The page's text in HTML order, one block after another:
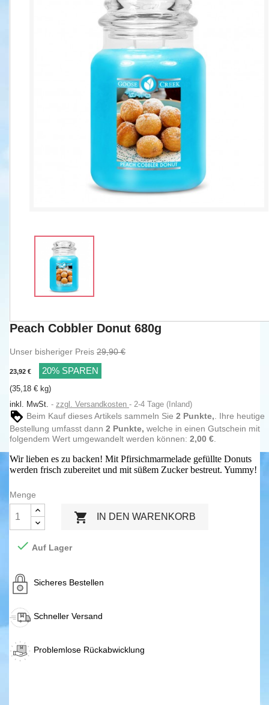
Peach Cobbler Donut 680g
Unser bisheriger Preis 29,90 €
23,92 € 20% SPAREN
(35,18 € kg)
inkl. MwSt.
zzgl. Versandkosten 2-4 Tage (Inland)
Beim Kauf dieses Artikels sammeln Sie 2 Punkte, . Ihre heutige
Bestellung umfasst dann 2 Punkte, welche in einen Gutschein mit
folgendem Wert umgewandelt werden können: 2,00 €
Wir lieben es zu backen! Mit Pfirsichmarmelade gefüllte Donuts
werden frisch zubereitet und mit süßem Zucker bestreut. Yummy!
Menge
 IN DEN WARENKORB
 Auf Lager
Sicheres Bestellen
Schneller Versand
Problemlose Rückabwicklung